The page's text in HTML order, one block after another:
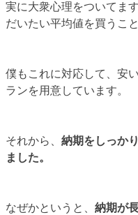
実に大衆心理をついてます
だいたい平均値を買うこ
僕もこれに対応して、安
ランを用意しています。
それから、 納期をしっか
ました。
なぜかというと、 納期が